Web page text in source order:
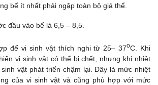
bể ít nhất phải ngập toàn bộ giá thể.
đầu vào bể là 6,5 – 8,5.
để vi sinh vật thích nghi từ 25– 37oC. Khi
vi sinh vật có thể bị chết, nhưng khi nhiệt
vật phát triển chậm lại. Đây là mức nhiệt
của vi sinh vật và cũng phù hợp với mức